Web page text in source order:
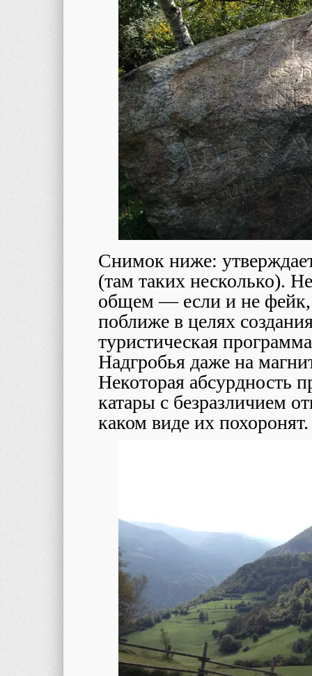
Снимок ниже:
(там таких несколько).
общем — если и не фейк,
поближе в целях
туристическая
Надгробья даже на
Некоторая абсурдность
катары с безразличием
каком виде их похоронят.